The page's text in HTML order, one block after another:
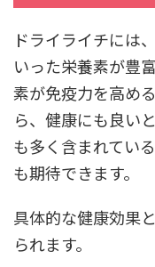
ドライライチには
いった栄養素が豊
素が免疫力を高め
ら、健康にも良い
も多く含まれてい
も期待できます。
具体的な健康効果
られます。